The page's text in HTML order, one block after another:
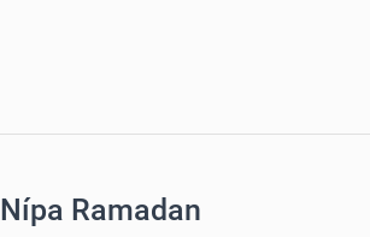
Nípa Ramadan